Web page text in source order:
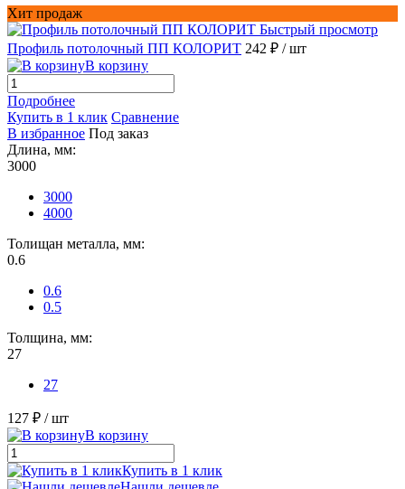
Хит продаж
Быстрый просмотр
Профиль потолочный ПП КОЛОРИТ 242 ₽ / шт
В корзину
Подробнее
Купить в 1 клик Сравнение
В избранное Под заказ
Длина, мм:
3000
3000
4000
Толищан металла, мм:
0.6
0.6
0.5
Толщина, мм:
27
27
127 ₽ / шт
В корзину
Купить в 1 клик